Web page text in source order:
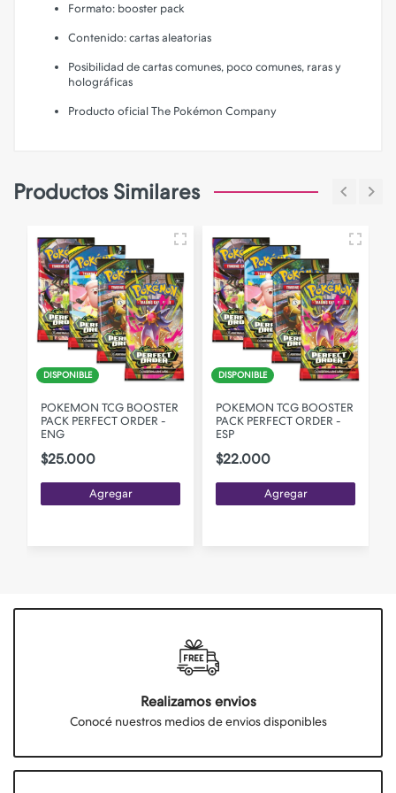
Formato: booster pack
Contenido: cartas aleatorias
Posibilidad de cartas comunes, poco comunes, raras y
holográficas
Producto oficial The Pokémon Company
Productos Similares
DISPONIBLE
POKEMON TCG BOOSTER
PACK PERFECT ORDER -
ENG
$25.000
Agregar
DISPONIBLE
POKEMON TCG BOOSTER
PACK PERFECT ORDER -
ESP
$22.000
Agregar
Realizamos envios
Conocé nuestros medios de envios disponibles